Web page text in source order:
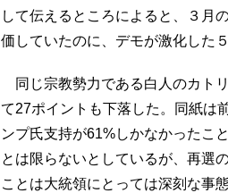
して伝えるところによると、３月
価していたのに、デモが激化した
同じ宗教勢力である白人のカト
て27ポイントも下落した。同紙は
ンプ氏支持が61%しかなかったこ
とは限らないとしているが、再選
ことは大統領にとっては深刻な事